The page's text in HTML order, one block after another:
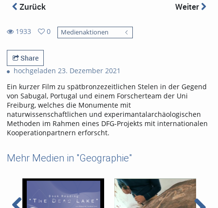
Zurück Weiter
1933
views
0
favorites
Medienaktionen
Share
hochgeladen 23. Dezember 2021
Ein kurzer Film zu spätbronzezeitlichen Stelen in der Gegend
von Sabugal, Portugal und einem Forscherteam der Uni
Freiburg, welches die Monumente mit
naturwissenschaftlichen und experimantalarchäologischen
Methoden im Rahmen eines DFG-Projekts mit internationalen
Kooperationpartnern erforscht.
Mehr Medien in "Geographie"